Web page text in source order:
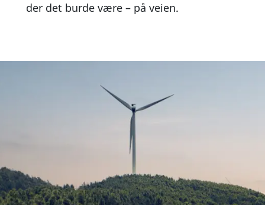
der det burde være – på veien.